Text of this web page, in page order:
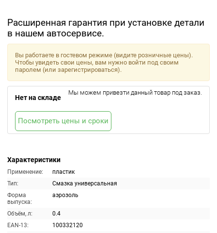
Расширенная гарантия при установке детали
в нашем автосервисе.
Характеристики
Применение:
пластик
Тип:
Смазка универсальная
Форма
выпуска:
аэрозоль
Объём, л:
0.4
EAN-13:
100332120
Вы работаете в гостевом режиме (видите розничные цены).
Чтобы увидеть свои цены, вам нужно войти под своим
паролем (или зарегистрироваться).
Нет на складе
Мы можем привезти данный товар под заказ.
Посмотреть цены и сроки